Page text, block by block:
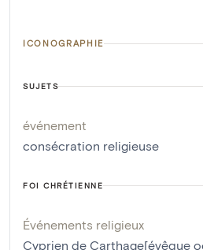
ICONOGRAPHIE
SUJETS
événement
consécration religieuse
FOI CHRÉTIENNE
Événements religieux
Cyprien de Carthage[évêque